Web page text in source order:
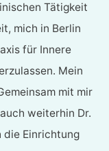
Tätigkeit
mich in Berlin
für Innere
Mein
mit mir
weiterhin Dr.
die Einrichtung